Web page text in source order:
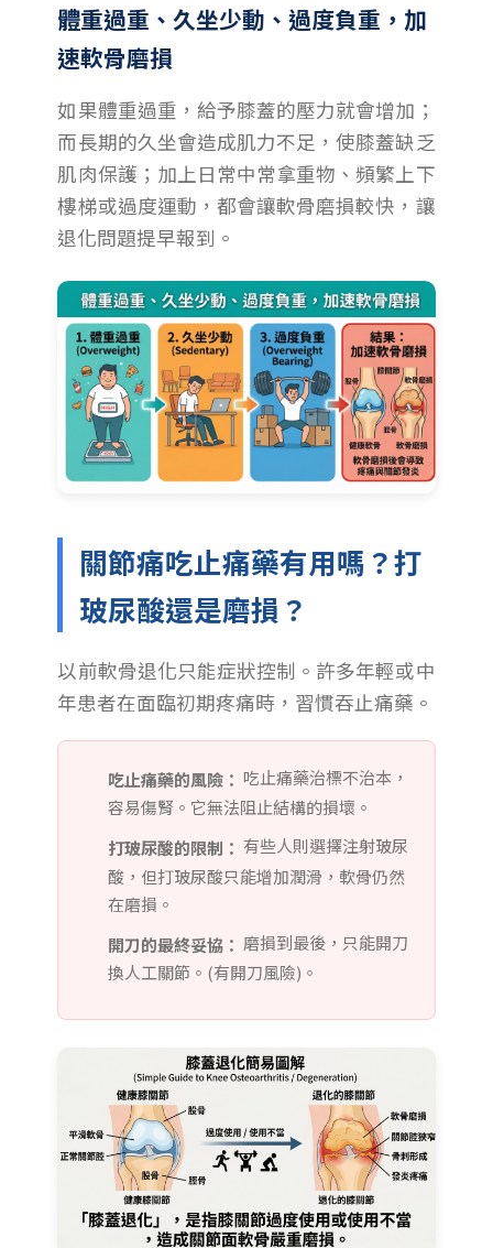
體重過重、久坐少動、過度負重，加
速軟骨磨損
如果體重過重，給予膝蓋的壓力就會增加；
而長期的久坐會造成肌力不足，使膝蓋缺乏
肌肉保護；加上日常中常拿重物、頻繁上下
樓梯或過度運動，都會讓軟骨磨損較快，讓
退化問題提早報到。
關節痛吃止痛藥有用嗎？打
玻尿酸還是磨損？
以前軟骨退化只能症狀控制。許多年輕或中
年患者在面臨初期疼痛時，習慣吞止痛藥。
吃止痛藥的風險： 吃止痛藥治標不治本，
容易傷腎。它無法阻止結構的損壞。
打玻尿酸的限制： 有些人則選擇注射玻尿
酸，但打玻尿酸只能增加潤滑，軟骨仍然
在磨損。
開刀的最終妥協： 磨損到最後，只能開刀
換人工關節。(有開刀風險)。